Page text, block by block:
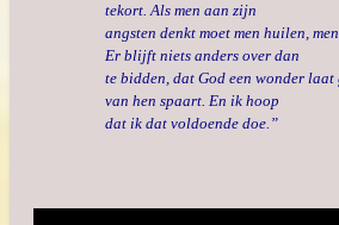
tekort. Als men aan zijn
angsten denkt moet men huilen,
Er blijft niets anders over dan
te bidden, dat God een wonder laat
van hen spaart. En ik hoop
dat ik dat voldoende doe.”